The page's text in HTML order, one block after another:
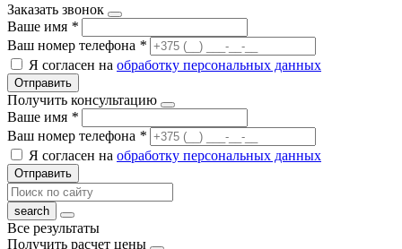
Заказать звонок
Ваше имя *
Ваш номер телефона *
Я согласен на обработку персональных данных
Отправить
Получить консультацию
Ваше имя *
Ваш номер телефона *
Я согласен на обработку персональных данных
Отправить
Все результаты
Получить расчет цены